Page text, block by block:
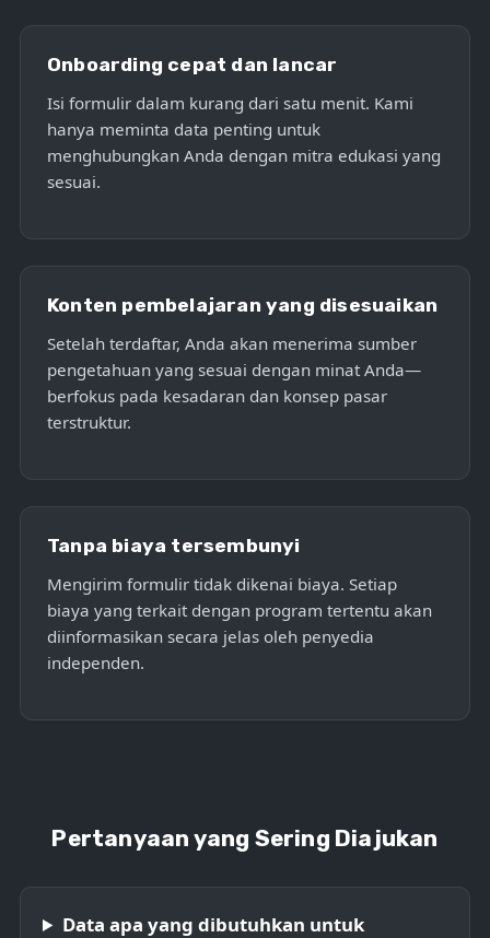
Onboarding cepat dan lancar
Isi formulir dalam kurang dari satu menit. Kami
hanya meminta data penting untuk
menghubungkan Anda dengan mitra edukasi yang
sesuai.
Konten pembelajaran yang disesuaikan
Setelah terdaftar, Anda akan menerima sumber
pengetahuan yang sesuai dengan minat Anda—
berfokus pada kesadaran dan konsep pasar
terstruktur.
Tanpa biaya tersembunyi
Mengirim formulir tidak dikenai biaya. Setiap
biaya yang terkait dengan program tertentu akan
diinformasikan secara jelas oleh penyedia
independen.
Pertanyaan yang Sering Diajukan
Data apa yang dibutuhkan untuk